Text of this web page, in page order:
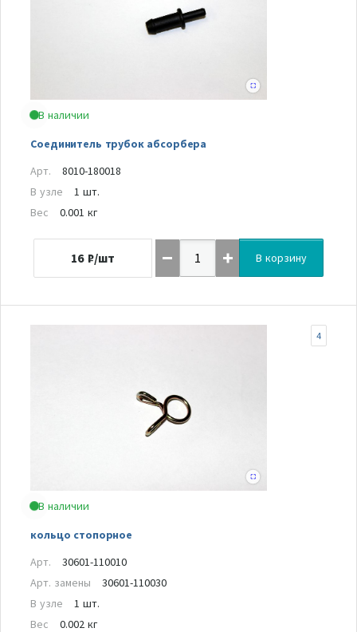
В наличии
Соединитель трубок абсорбера
Арт.
8010-180018
В узле
1 шт.
Вес
0.001 кг
16 ₽/шт В корзину
В наличии
кольцо стопорное
4
Арт.
30601-110010
Арт. замены
30601-110030
В узле
1 шт.
Вес
0.002 кг